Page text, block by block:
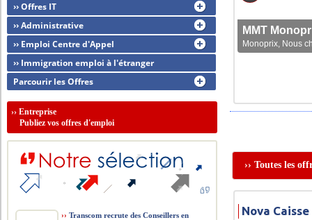
MMT
Monoprix, Nous
›› Toutes les
Nova
›› Offres IT
›› Administrative
›› Emploi Centre d'Appel
›› Immigration emploi à l'étranger
Parcourir les Offres
››Entreprise
Publiez vos offres d'emploi
›› Transcom recrute des Conseillers en